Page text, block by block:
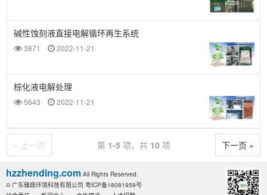
碱性蚀刻液直接电解循环再生系统
3871 2022-11-21
棕化液电解处理
5643 2022-11-21
« 上一页 第 1-5 项，共 10 项 下一页 »
hzzhending.com All Rights Reserved.
© 广东臻鼎环境科技有限公司 粤ICP备18081959号